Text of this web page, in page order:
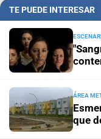
"Geriátrico del horror"
municipal de asilos
Fe?
Ante el fenómeno
Santa Fe del agua:
bombeo
ClimaQué dice el
de Santa Fe
TE PUEDE INTERESAR
ÁREA
que